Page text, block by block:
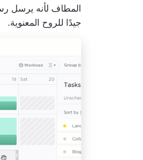
المطاف لأنه يرسل
جيدًا للروح المعنوية.